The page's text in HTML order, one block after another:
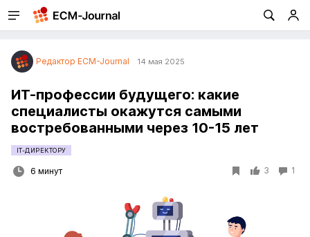
Редактор ECM-Journal 14 мая 2025
ИТ-профессии будущего: какие
специалисты окажутся самыми
востребованными через 10-15 лет
IT-ДИРЕКТОРУ
6 минут 3 1